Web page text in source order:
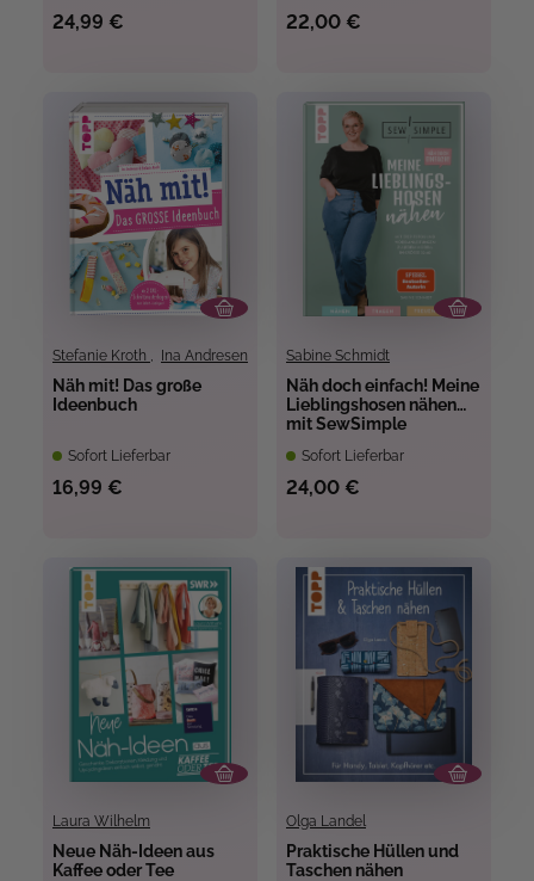
24,99 € 22,00 €
Stefanie Kroth , Ina Andresen
Näh mit! Das große
Ideenbuch
Sofort Lieferbar
16,99 €
Sabine Schmidt
Näh doch einfach! Meine
Lieblingshosen nähen
mit SewSimple
Sofort Lieferbar
24,00 €
Laura Wilhelm
Neue Näh-Ideen aus
Kaffee oder Tee
Olga Landel
Praktische Hüllen und
Taschen nähen